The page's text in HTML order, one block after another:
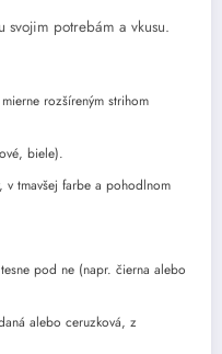
svojim potrebám a vkusu.
rozšíreným strihom
biele).
v tmavšej farbe a pohodlnom
pod ne (napr. čierna alebo
alebo ceruzková, z